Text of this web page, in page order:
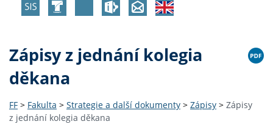
Zápisy z jednání kolegia
děkana
FF > Fakulta > Strategie a další dokumenty > Zápisy > Zápisy
z jednání kolegia děkana